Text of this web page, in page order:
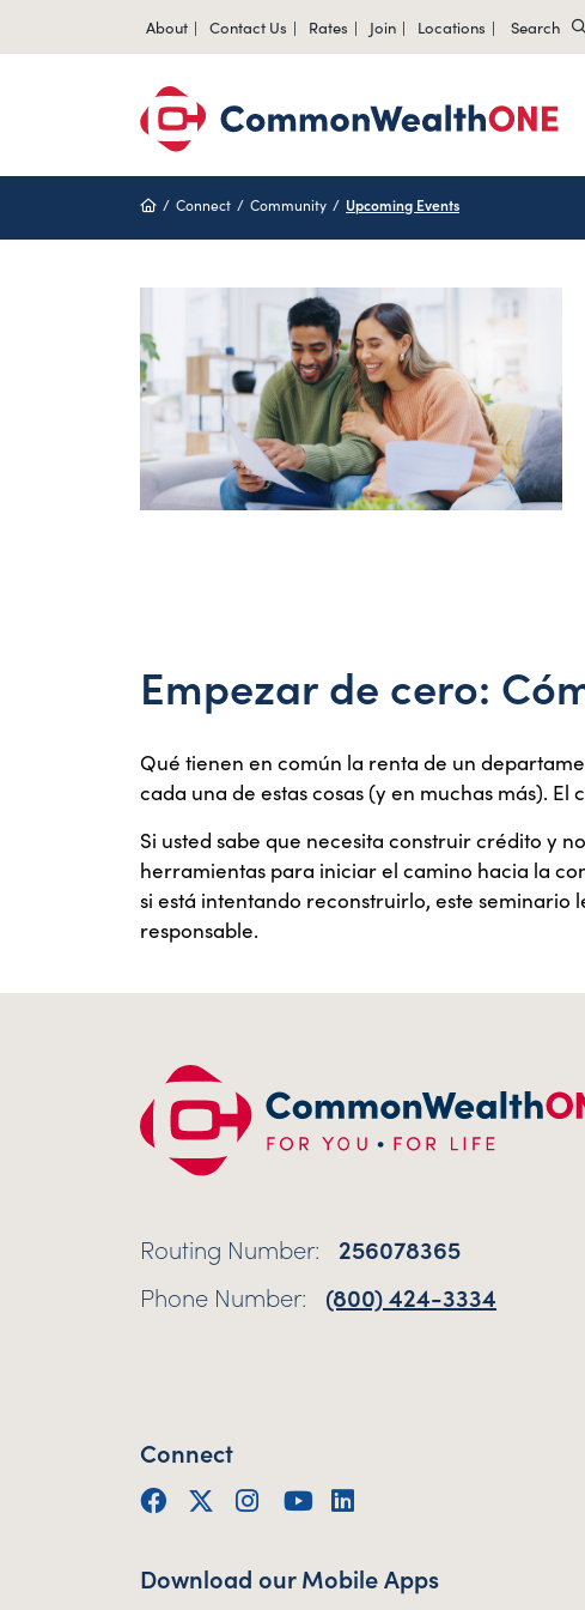
About Contact Us Rates Join Locations Search
HomeConnect Community Upcoming Events
Empezar de cero:
Qué tienen en común la renta de un
cada una de estas cosas (y en muchas más).
Si usted sabe que necesita construir crédito y
herramientas para iniciar el camino hacia la
si está intentando reconstruirlo, este
responsable.
Routing Number:
256078365
Phone Number:
(800) 424-3334
Connect
Facebook
Twitter (X)
Instagram
YouTube
LinkedIn
Download our Mobile Apps